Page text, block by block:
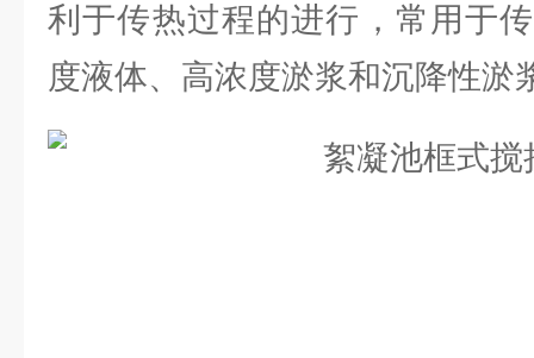
利于传热过程的进行，常用于
度液体、高浓度淤浆和沉降性淤